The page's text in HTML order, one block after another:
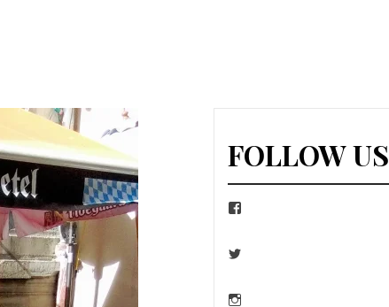
FOLLOW US
Facebook
Twitter
Instagram